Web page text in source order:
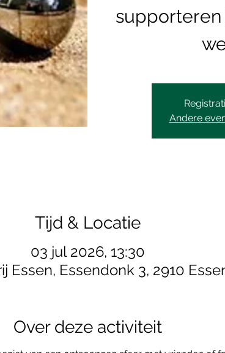
Andere
Tijd & Locatie
03 jul 2026, 13:30
Essen, Essendonk 3, 2910
Over deze activiteit